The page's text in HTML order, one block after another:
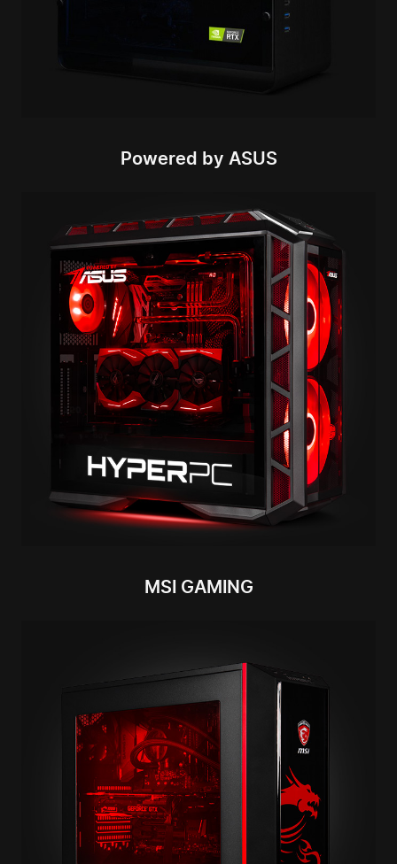
Powered by ASUS
MSI GAMING